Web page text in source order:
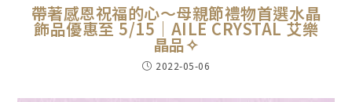
帶著感恩祝福的心～母親節禮物首選水晶
飾品優惠至 5/15｜AILE CRYSTAL 艾樂
晶品✧
2022-05-06